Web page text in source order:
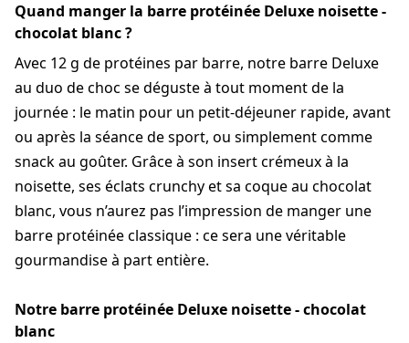
Quand manger la barre protéinée Deluxe noisette -
chocolat blanc ?
Avec 12 g de protéines par barre, notre barre Deluxe
au duo de choc se déguste à tout moment de la
journée : le matin pour un petit-déjeuner rapide, avant
ou après la séance de sport, ou simplement comme
snack au goûter. Grâce à son insert crémeux à la
noisette, ses éclats crunchy et sa coque au chocolat
blanc, vous n’aurez pas l’impression de manger une
barre protéinée classique : ce sera une véritable
gourmandise à part entière.
Notre barre protéinée Deluxe noisette - chocolat
blanc